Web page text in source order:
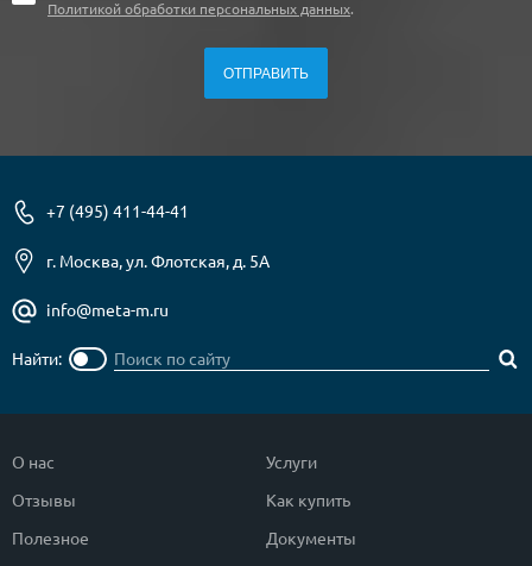
Политикой обработки персональных данных.
+7 (495) 411-44-41
г. Москва, ул. Флотская, д. 5А
info@meta-m.ru
Найти:
О нас
Отзывы
Полезное
Услуги
Как купить
Документы